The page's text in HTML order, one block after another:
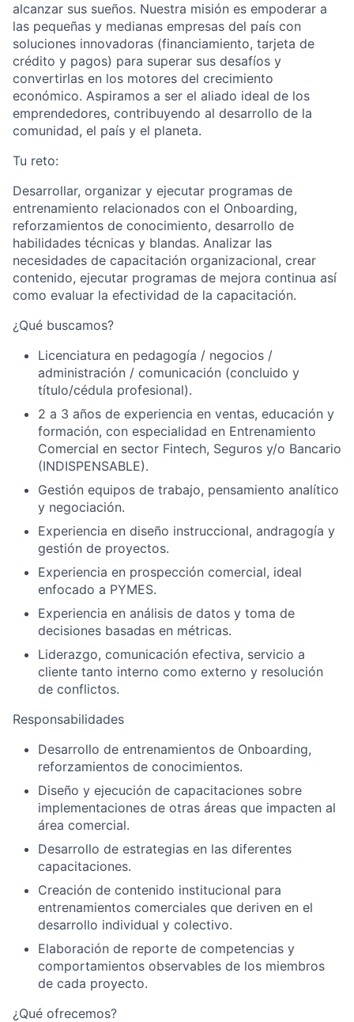
alcanzar sus sueños. Nuestra misión es empoderar a
las pequeñas y medianas empresas del país con
soluciones innovadoras (financiamiento, tarjeta de
crédito y pagos) para superar sus desafíos y
convertirlas en los motores del crecimiento
económico. Aspiramos a ser el aliado ideal de los
emprendedores, contribuyendo al desarrollo de la
comunidad, el país y el planeta.
Tu reto:
Desarrollar, organizar y ejecutar programas de
entrenamiento relacionados con el Onboarding,
reforzamientos de conocimiento, desarrollo de
habilidades técnicas y blandas. Analizar las
necesidades de capacitación organizacional, crear
contenido, ejecutar programas de mejora continua así
como evaluar la efectividad de la capacitación.
¿Qué buscamos?
Licenciatura en pedagogía / negocios /
administración / comunicación (concluido y
título/cédula profesional).
2 a 3 años de experiencia en ventas, educación y
formación, con especialidad en Entrenamiento
Comercial en sector Fintech, Seguros y/o Bancario
(INDISPENSABLE).
Gestión equipos de trabajo, pensamiento analítico
y negociación.
Experiencia en diseño instruccional, andragogía y
gestión de proyectos.
Experiencia en prospección comercial, ideal
enfocado a PYMES.
Experiencia en análisis de datos y toma de
decisiones basadas en métricas.
Liderazgo, comunicación efectiva, servicio a
cliente tanto interno como externo y resolución
de conflictos.
Responsabilidades
Desarrollo de entrenamientos de Onboarding,
reforzamientos de conocimientos.
Diseño y ejecución de capacitaciones sobre
implementaciones de otras áreas que impacten al
área comercial.
Desarrollo de estrategias en las diferentes
capacitaciones.
Creación de contenido institucional para
entrenamientos comerciales que deriven en el
desarrollo individual y colectivo.
Elaboración de reporte de competencias y
comportamientos observables de los miembros
de cada proyecto.
¿Qué ofrecemos?